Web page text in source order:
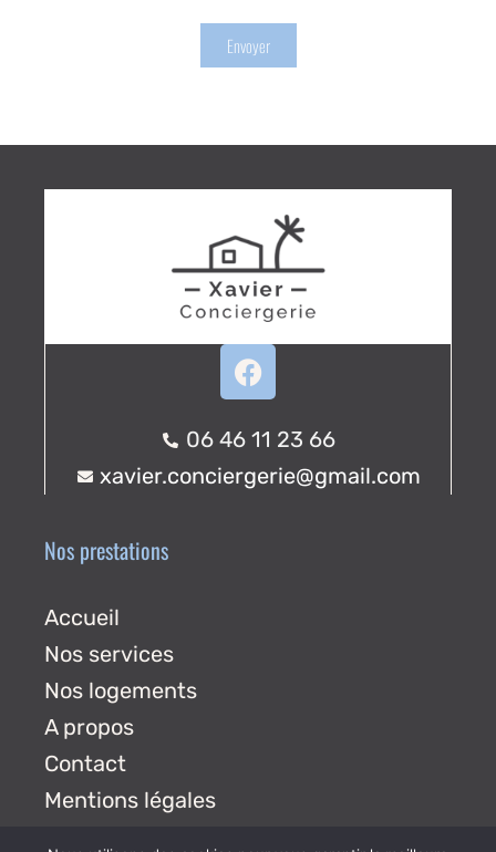
Envoyer
06 46 11 23 66
xavier.conciergerie@gmail.com
Nos prestations
Accueil
Nos services
Nos logements
A propos
Contact
Mentions légales